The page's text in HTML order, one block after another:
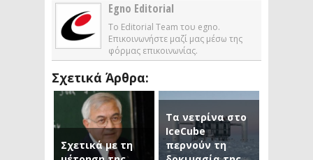
Egno Editorial
Το Editorial Team του egno.
Επικοινωνήστε μαζί μας μέσω της
φόρμας επικοινωνίας.
Σχετικά Άρθρα:
Σχετικά με τη
Τα νετρίνα στο
IceCube
περνούν τη